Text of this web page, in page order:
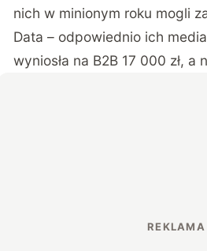
nich w minionym roku mogli
Data – odpowiednio ich
wyniosła na B2B 17 000 zł, a